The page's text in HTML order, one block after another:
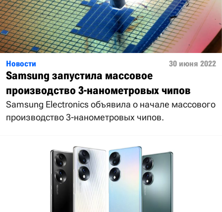
Новости 30 июня 2022
Samsung запустила массовое
производство 3-нанометровых чипов
Samsung Electronics объявила о начале массового
производство 3-нанометровых чипов.